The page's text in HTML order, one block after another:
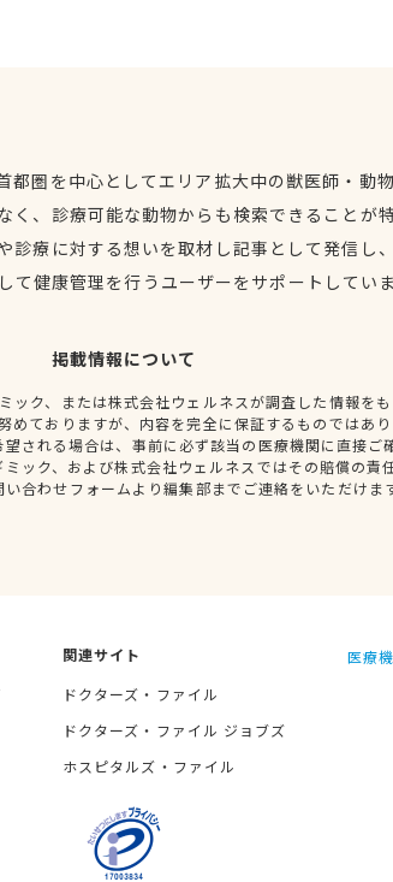
都圏を中心としてエリア拡大中の獣医師・動
く、診療可能な動物からも検索できることが
診療に対する想いを取材し記事として発信し
て健康管理を行うユーザーをサポートしてい
掲載情報について
ック、または株式会社ウェルネスが調査した情報を
めておりますが、内容を完全に保証するものではあ
される場合は、事前に必ず該当の医療機関に直接ご
ック、および株式会社ウェルネスではその賠償の責
合わせフォームより編集部までご連絡をいただけま
関連サイト
ドクターズ・ファイル
ドクターズ・ファイル ジョブズ
ホスピタルズ・ファイル
医療